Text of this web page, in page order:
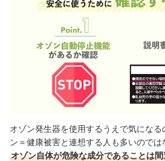
オゾン発生器を使用するうえで気にな
ン＝健康被害と連想する人も多いのでは
オゾン自体が危険な成分であることは